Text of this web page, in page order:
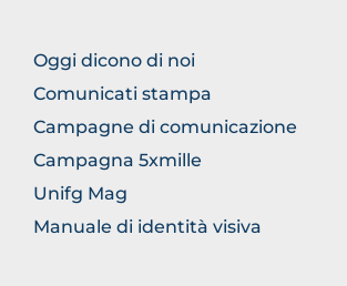
BROWSE
THE
SECTION
Oggi dicono di noi
Comunicati stampa
Campagne di comunicazione
Campagna 5xmille
Unifg Mag
Manuale di identità visiva